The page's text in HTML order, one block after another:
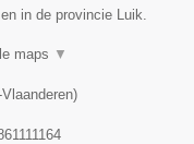
in de provincie Luik.
maps ▼
)